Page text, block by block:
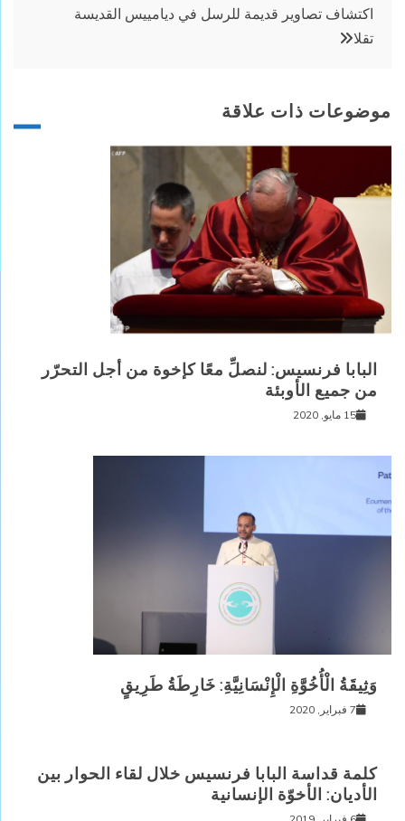
اكتشاف تصاوير قديمة للرسل في ديامييس القديسة
تقلا
موضوعات ذات علاقة
البابا فرنسيس: لنصلِّ معًا كإخوة من أجل التحرّر
من جميع الأوبئة
15 مايو, 2020
وَثِيقَةُ الْأُخُوَّةِ الْإِنْسَانِيَّةِ: خَارِطَةُ طَرِيقٍ
7 فبراير, 2020
كلمة قداسة البابا فرنسيس خلال لقاء الحوار بين
الأديان: الأخوّة الإنسانية